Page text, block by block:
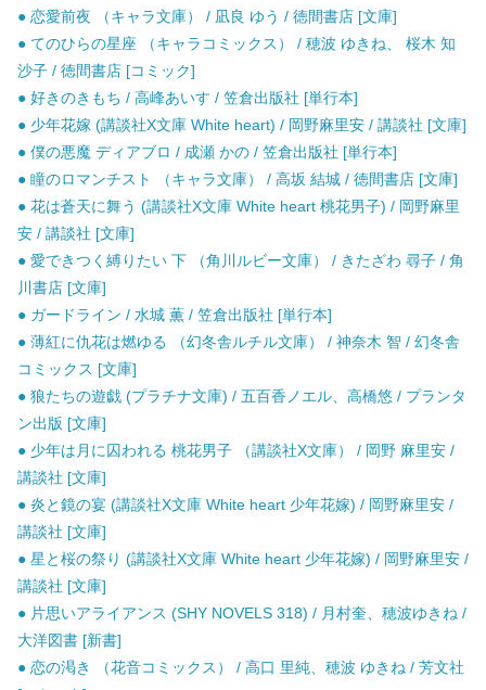
● 恋愛前夜 （キャラ文庫） / 凪良 ゆう / 徳間書店 [文庫]
● てのひらの星座 （キャラコミックス） / 穂波 ゆきね、 桜木 知
沙子 / 徳間書店 [コミック]
● 好きのきもち / 高峰あいす / 笠倉出版社 [単行本]
● 少年花嫁 (講談社X文庫 White heart) / 岡野麻里安 / 講談社 [文庫]
● 僕の悪魔 ディアブロ / 成瀬 かの / 笠倉出版社 [単行本]
● 瞳のロマンチスト （キャラ文庫） / 高坂 結城 / 徳間書店 [文庫]
● 花は蒼天に舞う (講談社X文庫 White heart 桃花男子) / 岡野麻里
安 / 講談社 [文庫]
● 愛できつく縛りたい 下 （角川ルビー文庫） / きたざわ 尋子 / 角
川書店 [文庫]
● ガードライン / 水城 薫 / 笠倉出版社 [単行本]
● 薄紅に仇花は燃ゆる （幻冬舎ルチル文庫） / 神奈木 智 / 幻冬舎
コミックス [文庫]
● 狼たちの遊戯 (プラチナ文庫) / 五百香ノエル、高橋悠 / プランタ
ン出版 [文庫]
● 少年は月に囚われる 桃花男子 （講談社X文庫） / 岡野 麻里安 /
講談社 [文庫]
● 炎と鏡の宴 (講談社X文庫 White heart 少年花嫁) / 岡野麻里安 /
講談社 [文庫]
● 星と桜の祭り (講談社X文庫 White heart 少年花嫁) / 岡野麻里安 /
講談社 [文庫]
● 片思いアライアンス (SHY NOVELS 318) / 月村奎、穂波ゆきね /
大洋図書 [新書]
● 恋の渇き （花音コミックス） / 高口 里純、穂波 ゆきね / 芳文社